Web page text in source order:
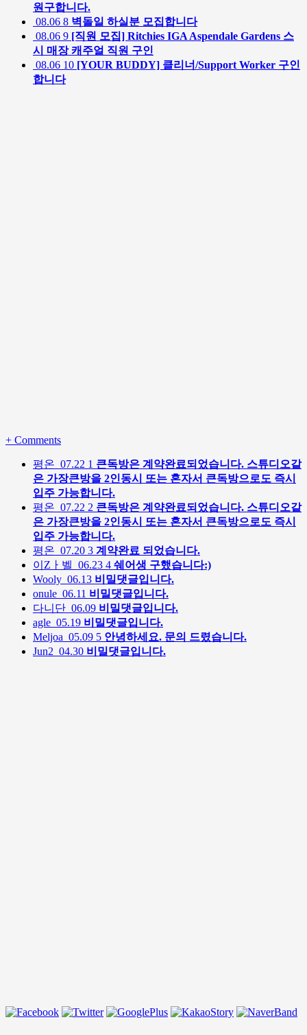
원구합니다.
08.06 8 벽돌일 하실분 모집합니다
08.06 9 [직원 모집] Ritchies IGA Aspendale Gardens 스
시 매장 캐주얼 직원 구인
08.06 10 [YOUR BUDDY] 클리너/Support Worker 구인
합니다
+ Comments
평온 07.22 1 큰독방은 계약완료되었습니다. 스튜디오같
은 가장큰방을 2인동시 또는 혼자서 큰독방으로도 즉시
입주 가능합니다.
평온 07.22 2 큰독방은 계약완료되었습니다. 스튜디오같
은 가장큰방을 2인동시 또는 혼자서 큰독방으로도 즉시
입주 가능합니다.
평온 07.20 3 계약완료 되었습니다.
이Zㅏ벨 06.23 4 쉐어생 구했습니다:)
Wooly 06.13 비밀댓글입니다.
onule 06.11 비밀댓글입니다.
다니단 06.09 비밀댓글입니다.
agle 05.19 비밀댓글입니다.
Meljoa 05.09 5 안녕하세요. 문의 드렸습니다.
Jun2 04.30 비밀댓글입니다.